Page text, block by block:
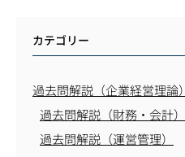
カテゴリー
過去問解説（企業経営理論）
過去問解説（財務・会計）
過去問解説（運営管理）